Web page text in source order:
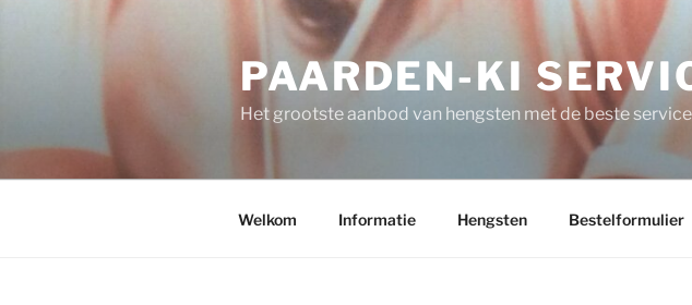
PAARDEN-KI
Het grootste aanbod van hengsten met de beste service
Welkom Informatie Hengsten Bestelformulier